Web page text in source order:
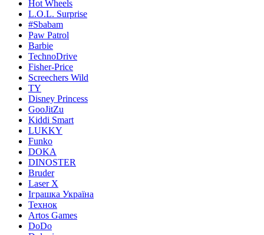
Hot Wheels
L.O.L. Surprise
#Sbabam
Paw Patrol
Barbie
TechnoDrive
Fisher-Price
Screechers Wild
TY
Disney Princess
GooJitZu
Kiddi Smart
LUKKY
Funko
DOKA
DINOSTER
Bruder
Laser X
Іграшка Україна
Технок
Artos Games
DoDo